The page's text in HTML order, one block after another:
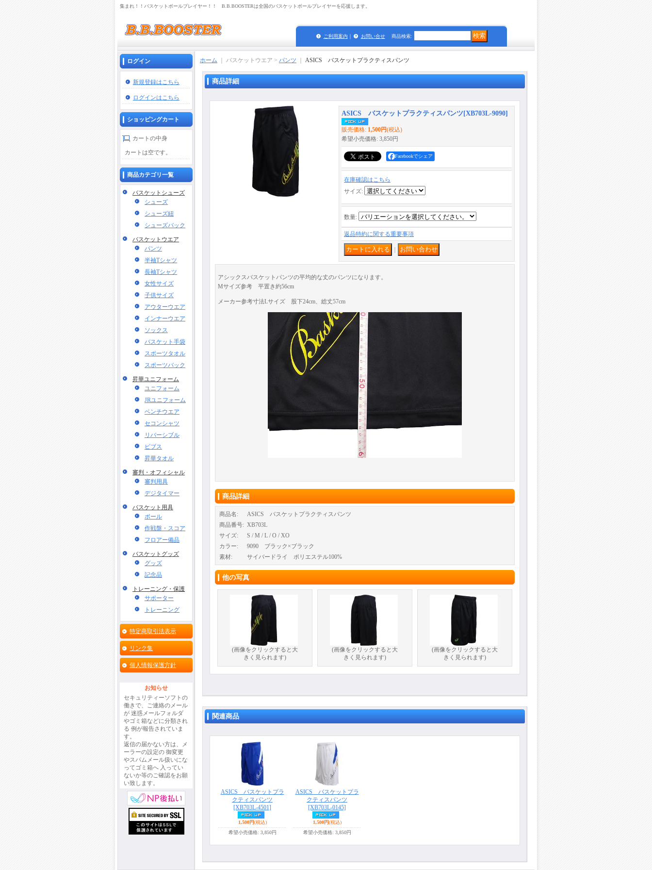
集まれ！！バスケットボールプレイヤー！！ B.B.BOOSTERは全国のバスケットボールプレイヤーを応援します。
ご利用案内 ｜ お問い合せ 商品検索:
ログイン
新規登録はこちら
ログインはこちら
ショッピングカート
カートの中身
カートは空です。
商品カテゴリ一覧
バスケットシューズ
シューズ
シューズ紐
シューズバック
バスケットウエア
パンツ
半袖Tシャツ
長袖Tシャツ
女性サイズ
子供サイズ
アウターウエア
インナーウエア
ソックス
バスケット手袋
スポーツタオル
スポーツバック
昇華ユニフォーム
ユニフォーム
JRユニフォーム
ベンチウエア
セコンシャツ
リバーシブル
ビブス
昇華タオル
審判・オフィシャル
審判用具
デジタイマー
バスケット用具
ボール
作戦盤・スコア
フロアー備品
バスケットグッズ
グッズ
記念品
トレーニング・保護
サポーター
トレーニング
特定商取引法表示
リンク集
個人情報保護方針
お知らせ
セキュリティーソフトの
働きで、ご連絡のメール
が 迷惑メールフォルダ
やゴミ箱などに分類され
る 例が報告されていま
す。
返信の届かない方は、メ
ーラーの設定の 御変更
やスパムメール扱いにな
ってゴミ箱へ 入ってい
ないか等のご確認をお願
い致します。
ホーム ｜ バスケットウエア > パンツ ASICS バスケットプラクティスパンツ
商品詳細
ASICS バスケットプラクティスパンツ [XB703L-9090]
販売価格: 1,500円(税込)
希望小売価格: 3,850円
Facebookでシェア
在庫確認はこちら
サイズ:
数量:
返品特約に関する重要事項
アシックスバスケットパンツの平均的な丈のパンツになります。
Mサイズ参考 平置き約56cm
メーカー参考寸法Lサイズ 股下24cm、総丈57cm
商品詳細
商品名 :
ASICS バスケットプラクティスパンツ
商品番号: XB703L
サイズ:
S / M / L / O / XO
カラー:
9090 ブラック×ブラック
素材: サイバードライ ポリエステル100%
他の写真
(画像をクリックすると大
きく見られます)
(画像をクリックすると大
きく見られます)
(画像をクリックすると大
きく見られます)
関連商品
ASICS バスケットプラ
クティスパンツ
[XB703L-4501]
1,500円(税込)
希望小売価格: 3,850円
ASICS バスケットプラ
クティスパンツ
[XB703L-0145]
1,500円(税込)
希望小売価格: 3,850円